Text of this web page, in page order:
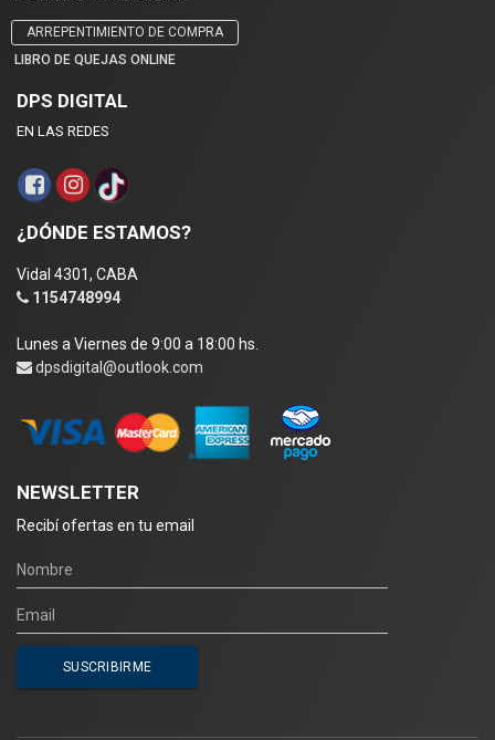
ARREPENTIMIENTO DE COMPRA
LIBRO DE QUEJAS ONLINE
DPS DIGITAL
EN LAS REDES
¿DÓNDE ESTAMOS?
Vidal 4301, CABA
1154748994
Lunes a Viernes de 9:00 a 18:00 hs.
dpsdigital@outlook.com
NEWSLETTER
Recibí ofertas en tu email